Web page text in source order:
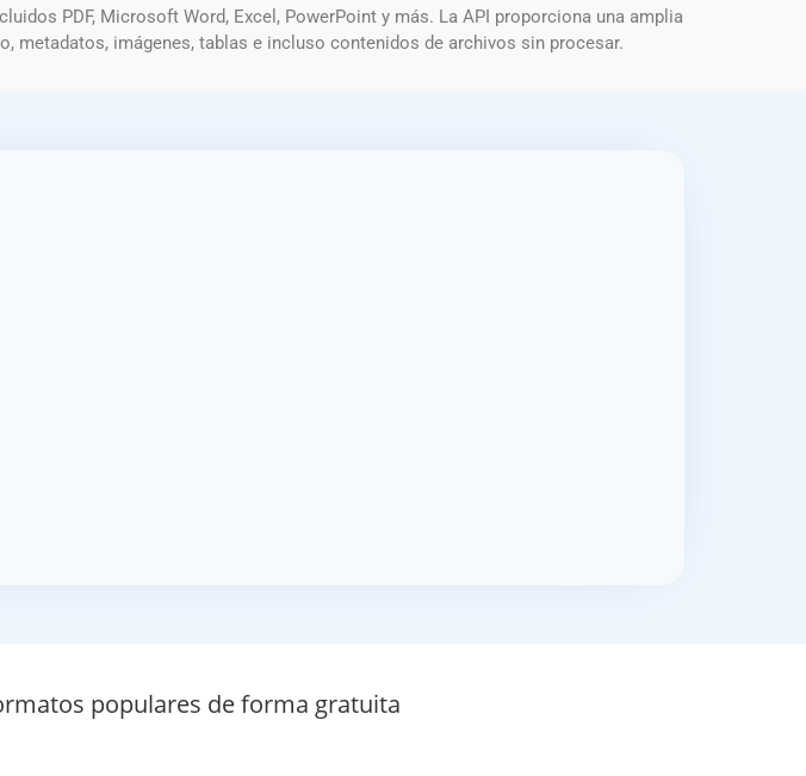
PDF, Microsoft Word, Excel, PowerPoint y más. La API proporciona una amplia
imágenes, tablas e incluso contenidos de archivos sin procesar.
populares de forma gratuita